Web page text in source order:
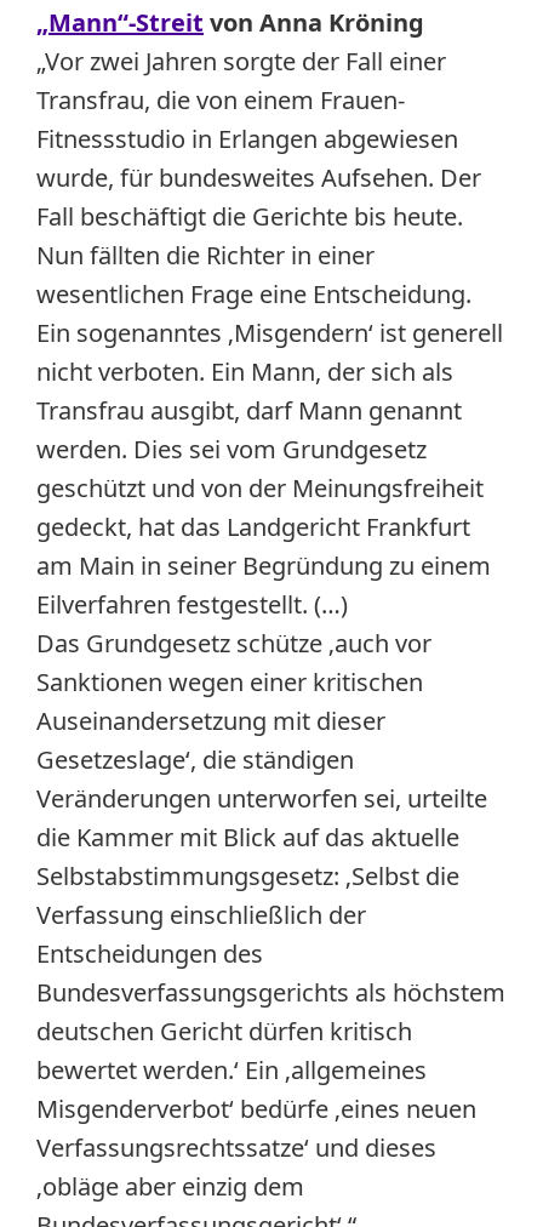
„Mann“-Streit von Anna Kröning
„Vor zwei Jahren sorgte der Fall einer
Transfrau, die von einem Frauen-
Fitnessstudio in Erlangen abgewiesen
wurde, für bundesweites Aufsehen. Der
Fall beschäftigt die Gerichte bis heute.
Nun fällten die Richter in einer
wesentlichen Frage eine Entscheidung.
Ein sogenanntes ‚Misgendern‘ ist generell
nicht verboten. Ein Mann, der sich als
Transfrau ausgibt, darf Mann genannt
werden. Dies sei vom Grundgesetz
geschützt und von der Meinungsfreiheit
gedeckt, hat das Landgericht Frankfurt
am Main in seiner Begründung zu einem
Eilverfahren festgestellt. (…)
Das Grundgesetz schütze ‚auch vor
Sanktionen wegen einer kritischen
Auseinandersetzung mit dieser
Gesetzeslage‘, die ständigen
Veränderungen unterworfen sei, urteilte
die Kammer mit Blick auf das aktuelle
Selbstabstimmungsgesetz: ‚Selbst die
Verfassung einschließlich der
Entscheidungen des
Bundesverfassungsgerichts als höchstem
deutschen Gericht dürfen kritisch
bewertet werden.‘ Ein ‚allgemeines
Misgenderverbot‘ bedürfe ‚eines neuen
Verfassungsrechtssatze‘ und dieses
‚obläge aber einzig dem